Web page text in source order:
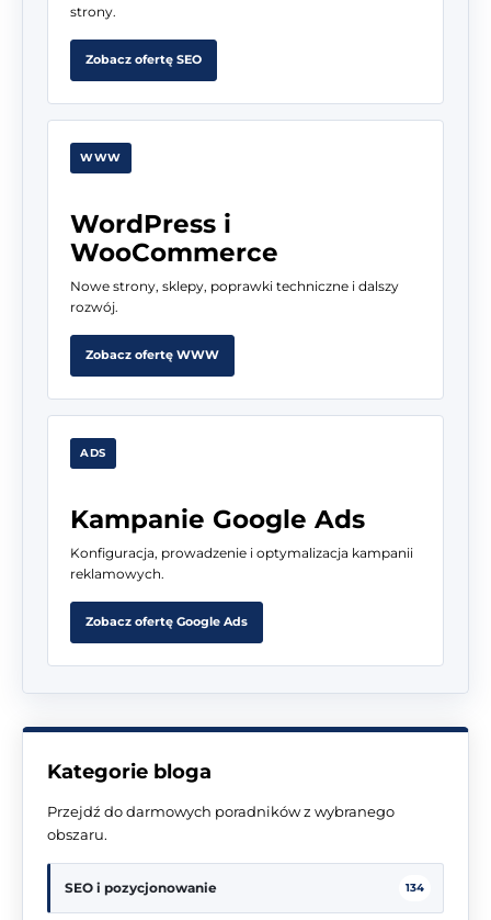
strony.
Zobacz ofertę SEO
WWW
WordPress i
WooCommerce
Nowe strony, sklepy, poprawki techniczne i dalszy
rozwój.
Zobacz ofertę WWW
ADS
Kampanie Google Ads
Konfiguracja, prowadzenie i optymalizacja kampanii
reklamowych.
Zobacz ofertę Google Ads
Kategorie bloga
Przejdź do darmowych poradników z wybranego
obszaru.
SEO i pozycjonowanie 134